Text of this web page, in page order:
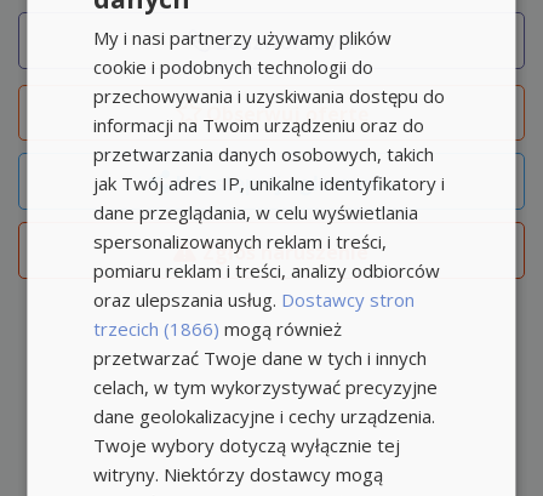
Zadzwoń/SMS
Obserwuj ofertę
Udostępnij ogłoszenie
Zgłoś naruszenie
My i nasi partnerzy używamy plików
cookie i podobnych technologii do
przechowywania i uzyskiwania dostępu do
informacji na Twoim urządzeniu oraz do
przetwarzania danych osobowych, takich
jak Twój adres IP, unikalne identyfikatory i
dane przeglądania, w celu wyświetlania
spersonalizowanych reklam i treści,
pomiaru reklam i treści, analizy odbiorców
oraz ulepszania usług. Dostawcy stron
trzecich (1866) mogą również
przetwarzać Twoje dane w tych i innych
celach, w tym wykorzystywać precyzyjne
dane geolokalizacyjne i cechy urządzenia.
Twoje wybory dotyczą wyłącznie tej
witryny. Niektórzy dostawcy mogą